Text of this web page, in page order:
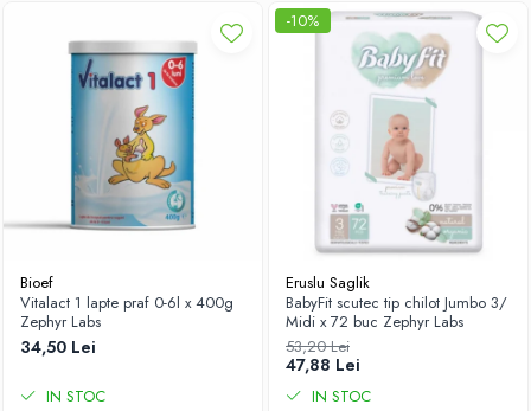
Bioef
Vitalact 1 lapte praf 0-6l x 400g
Zephyr Labs
34,50 Lei
IN STOC
-10%
Eruslu Saglik
BabyFit scutec tip chilot Jumbo 3/
Midi x 72 buc Zephyr Labs
53,20 Lei
47,88 Lei
IN STOC